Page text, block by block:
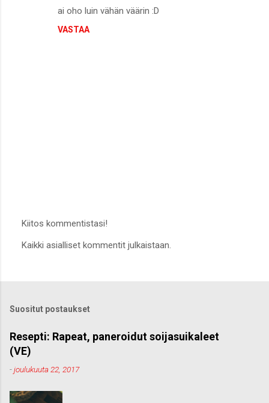
ai oho luin vähän väärin :D
VASTAA
ä
o
m
e
n
t
Kiitos kommentistasi!
Kaikki asialliset kommentit julkaistaan.
Suositut postaukset
Resepti: Rapeat, paneroidut soijasuikaleet
(VE)
-joulukuuta 22, 2017